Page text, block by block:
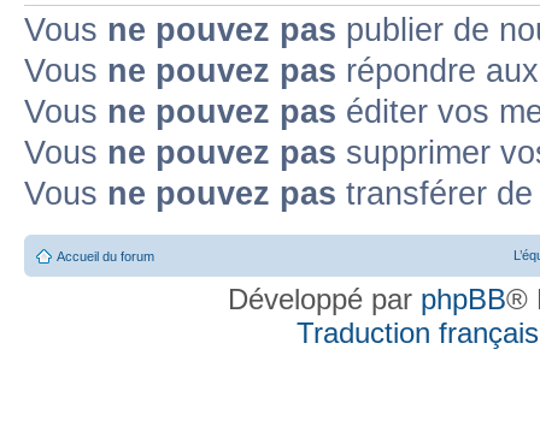
Vous ne pouvez pas publier de
Vous ne pouvez pas répondre
Vous ne pouvez pas éditer vos
Vous ne pouvez pas supprimer
Vous ne pouvez pas transférer
Accueil du forum
Développé par phpBB®
Traduction